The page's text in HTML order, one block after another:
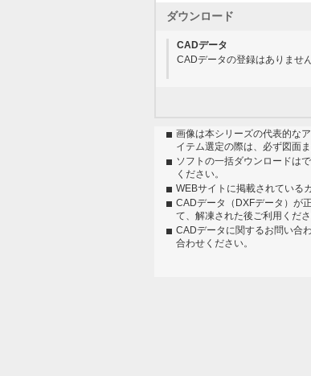
ダウンロード
CADデータ
CADデータの登録はありません
画像は本シリーズの代表的な
イテム選定の際は、必ず図面
ソフトの一括ダウンロードは
ください。
WEBサイトに掲載されている
CADデータ（DXFデータ）が
て、解凍された後ご利用くださ
CADデータに関するお問い合
合わせください。